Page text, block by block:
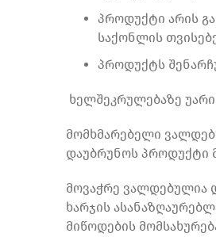
პროდუქტი არის
საქონლის
პროდუქტს
ხელშეკრულებაზე
მომხმარებელი
დაუბრუნოს პროდუქტი
მოვაჭრე ვალდებულია
ხარჯის
მიწოდების